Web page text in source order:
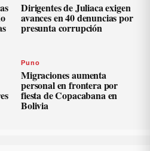
Dirigentes de Juliaca exigen
avances en 40 denuncias por
presunta corrupción
Puno
Migraciones aumenta
personal en frontera por
fiesta de Copacabana en
Bolivia